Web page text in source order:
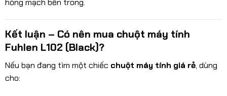
hỏng mạch bên trong.
Kết luận – Có nên mua chuột máy tính
Fuhlen L102 (Black)?
Nếu bạn đang tìm một chiếc chuột máy tính giá rẻ, dùng
cho: